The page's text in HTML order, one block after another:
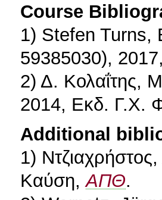
Course
1) Stefen
59385030),
2) Δ. Κολαΐτης,
2014, Εκδ. Γ.Χ.
Additional
1)
Καύση,ΑΠΘ.